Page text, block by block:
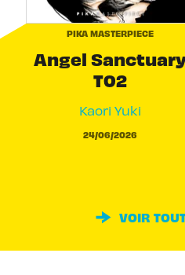
PIKA MASTERPIECE
Angel
T02
Kaori Yuki
24/06/2026
VOIR